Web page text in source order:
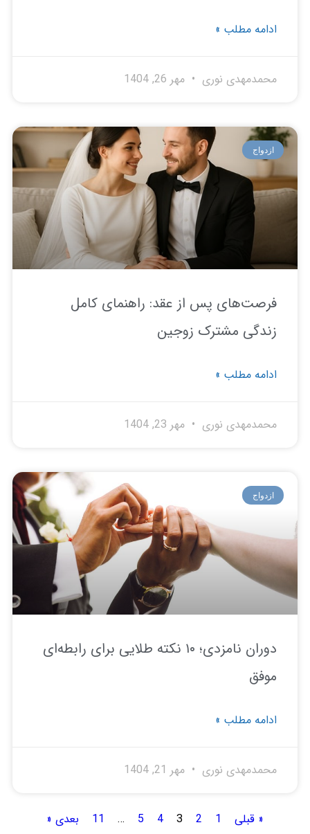
مطلب »
نوری مهر 26, 1404
پس از عقد: راهنمای کامل
مشترک زوجین
مطلب »
نوری مهر 23, 1404
دوران نامزدی؛ ۱۰ نکته طلایی برای رابطه‌ای
مطلب »
نوری مهر 21, 1404
1
2
3
4
5
…
11 بعدی «